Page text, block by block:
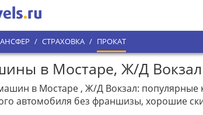
/ СТРАХОВКА / ПРОКАТ
в Мостаре, Ж/Д Вокзал
в Мостаре , Ж/Д Вокзал: популярные
автомобиля без франшизы, хорошие